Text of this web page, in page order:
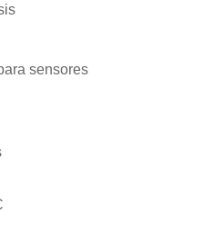
sensores